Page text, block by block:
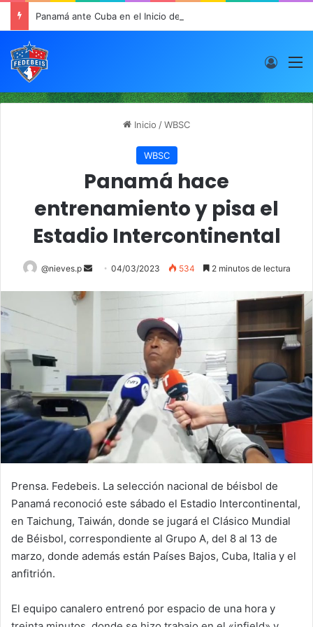
Panamá ante Cuba en el Inicio de la “Súper Ronda”
Inicio /WBSC
WBSC
Panamá hace
entrenamiento y pisa el
Estadio Intercontinental
@nieves.p
S
a
i
l
04/03/2023 534 2 minutos de lectura
Prensa. Fedebeis. La selección nacional de béisbol de
Panamá reconoció este sábado el Estadio Intercontinental,
en Taichung, Taiwán, donde se jugará el Clásico Mundial
de Béisbol, correspondiente al Grupo A, del 8 al 13 de
marzo, donde además están Países Bajos, Cuba, Italia y el
anfitrión.
El equipo canalero entrenó por espacio de una hora y